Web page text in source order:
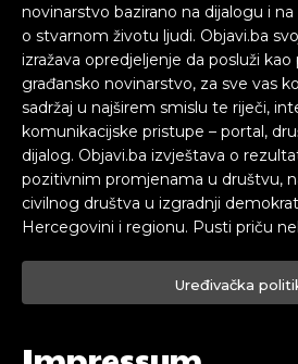
novinarstvo bazirano na dijalogu i
o stvarnom životu ljudi. Objavi.ba
izražava opredjeljenje da posluži
građansko novinarstvo, za sve vas
sadržaj u najširem smislu te riječi,
komunikacijske pristupe – portal,
dijalog. Objavi.ba izvještava o
pozitivnim promjenama u društvu,
civilnog društva u izgradnji
Hercegovini i regionu. Pusti priču
Uređivačka